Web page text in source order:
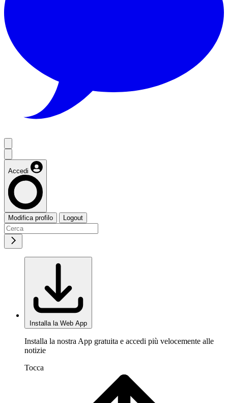
Accedi
Modifica profilo Logout
Installa la Web App
Installa la nostra App gratuita e accedi più velocemente alle
notizie
Tocca